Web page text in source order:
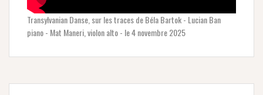
Transylvanian Danse, sur les traces de Béla Bartok - Lucian Ban
piano - Mat Maneri, violon alto - le 4 novembre 2025